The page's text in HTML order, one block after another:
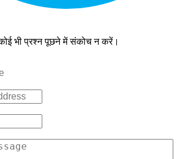
भी प्रश्न पूछने में संकोच न करें।